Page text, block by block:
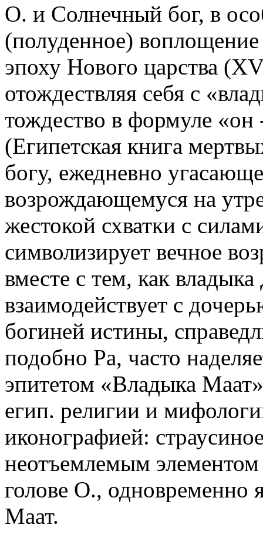
О. и Солнечный бог, в
(полуденное)
эпоху Нового царства
отождествляя себя с
тождество в формуле «он
(Египетская книга
богу, ежедневно
возрождающемуся на
жестокой схватки с
символизирует вечное
вместе с тем, как
взаимодействует с
богиней истины,
подобно Ра, часто
эпитетом «Владыка
егип. религии и
иконографией:
неотъемлемым
голове О., одновременно
Маат.